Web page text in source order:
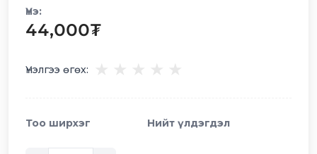
Үнэ:
44,000₮
Үнэлгээ өгөх:
Тоо ширхэг Нийт үлдэгдэл